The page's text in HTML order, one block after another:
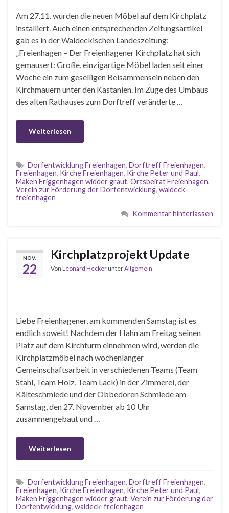
Am 27.11. wurden die neuen Möbel auf dem Kirchplatz
installiert. Auch einen entsprechenden Zeitungsartikel
gab es in der Waldeckischen Landeszeitung:
„Freienhagen – Der Freienhagener Kirchplatz hat sich
gemausert: Große, einzigartige Möbel laden seit einer
Woche ein zum geselligen Beisammensein neben den
Kirchmauern unter den Kastanien. Im Zuge des Umbaus
des alten Rathauses zum Dorftreff veränderte …
Weiterlesen
Dorfentwicklung Freienhagen, Dorftreff Freienhagen,
Freienhagen, Kirche Freienhagen, Kirche Peter und Paul,
Maken Friggenhagen widder graut, Ortsbeirat Freienhagen,
Verein zur Förderung der Dorfentwicklung, waldeck-
freienhagen
Kommentar hinterlassen
NOV.
22
Kirchplatzprojekt Update
Von Leonard HeckerunterAllgemein
Liebe Freienhagener, am kommenden Samstag ist es
endlich soweit! Nachdem der Hahn am Freitag seinen
Platz auf dem Kirchturm einnehmen wird, werden die
Kirchplatzmöbel nach wochenlanger
Gemeinschaftsarbeit in verschiedenen Teams (Team
Stahl, Team Holz, Team Lack) in der Zimmerei, der
Kälteschmiede und der Obbedoren Schmiede am
Samstag, den 27. November ab 10 Uhr
zusammengebaut und …
Weiterlesen
Dorfentwicklung Freienhagen, Dorftreff Freienhagen,
Freienhagen, Kirche Freienhagen, Kirche Peter und Paul,
Maken Friggenhagen widder graut, Verein zur Förderung der
Dorfentwicklung, waldeck-freienhagen